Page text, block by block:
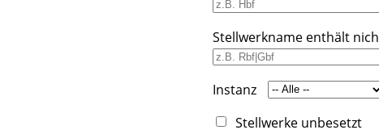
Stellwerkname enthält
Instanz
Stellwerke unbesetzt